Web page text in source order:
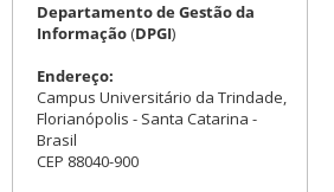
Departamento de Gestão da
Informação(DPGI)
Endereço:
Campus Universitário da Trindade,
Florianópolis - Santa Catarina -
Brasil
CEP 88040-900